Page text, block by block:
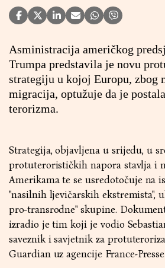
Asministracija američkog
Trumpa predstavila je novu
strategiju u kojoj Europu, zbog
migracija, optužuje da je
terorizma.
Strategija, objavljena u srijedu, u
protuterorističkih napora stavlja i
Amerikama te se usredotočuje na
"nasilnih ljevičarskih ekstremista",
pro-transrodne" skupine.
izradio je tim koji je vodio
saveznik i savjetnik za
Guardian uz agencije France-